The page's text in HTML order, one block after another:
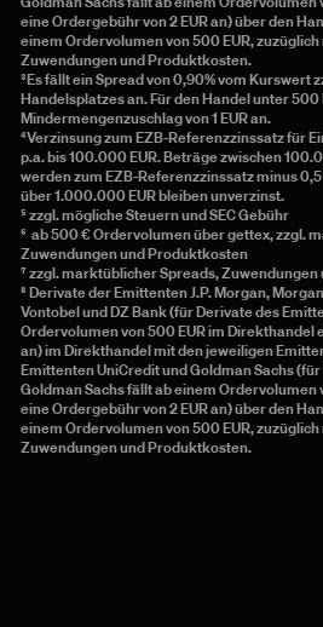
eine Ordergebühr von 2 EUR an) über den
einem Ordervolumen von 500 EUR,
Zuwendungen und Produktkosten.
³Es fällt ein Spread von 0,90% vom Kurswert
Handelsplatzes an. Für den Handel unter 500
Mindermengenzuschlag von 1 EUR an.
⁴Verzinsung zum EZB-Referenzzinssatz für
p.a. bis 100.000 EUR. Beträge zwischen
werden zum EZB-Referenzzinssatz minus
über 1.000.000 EUR bleiben unverzinst.
⁵ zzgl. mögliche Steuern und SEC Gebühr
⁶  ab 500 € Ordervolumen über gettex, zzgl.
Zuwendungen und Produktkosten
⁷ zzgl. marktüblicher Spreads,
⁸ Derivate der Emittenten J.P. Morgan,
Vontobel und DZ Bank (für Derivate des
Ordervolumen von 500 EUR im Direkthandel
an) im Direkthandel mit den jeweiligen
Emittenten UniCredit und Goldman Sachs
Goldman Sachs fällt ab einem Ordervolumen
eine Ordergebühr von 2 EUR an) über den
einem Ordervolumen von 500 EUR,
Zuwendungen und Produktkosten.